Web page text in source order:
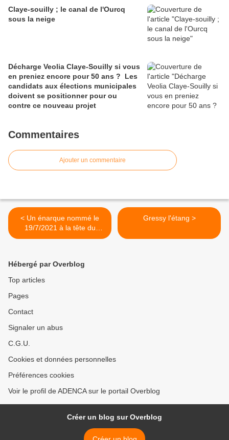
Claye-souilly ; le canal de l'Ourcq
sous la neige
Décharge Veolia Claye-Souilly si vous
en preniez encore pour 50 ans ? Les
candidats aux élections municipales
doivent se positionner pour ou
contre ce nouveau projet
Commentaires
Ajouter un commentaire
< Un énarque nommé le
19/7/2021 à la tête du
département de Seine et
Gressy l'étang >
Hébergé par Overblog
Top articles
Pages
Contact
Signaler un abus
C.G.U.
Cookies et données personnelles
Préférences cookies
Voir le profil de ADENCA sur le portail Overblog
Créer un blog sur Overblog